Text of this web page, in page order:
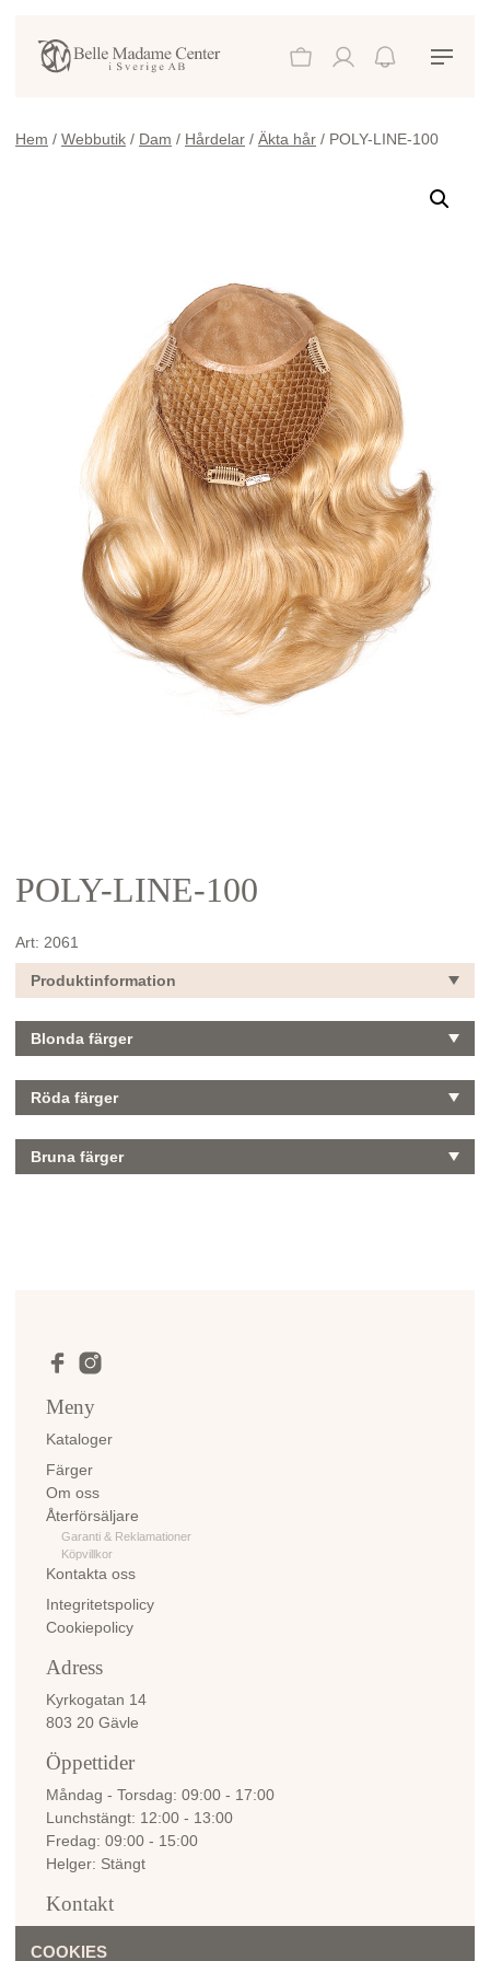
Hem / Webbutik / Dam / Hårdelar / Äkta hår / POLY-LINE-100
POLY-LINE-100
Art: 2061
Produktinformation
Blonda färger
Röda färger
Bruna färger
Meny
Kataloger
Färger
Om oss
Återförsäljare
Garanti & Reklamationer
Köpvillkor
Kontakta oss
Integritetspolicy
Cookiepolicy
Adress
Kyrkogatan 14
803 20 Gävle
Öppettider
Måndag - Torsdag 09:00 - 17:00
Lunchstängt 12:00 - 13:00
Fredag 09:00 - 15:00
Helger Stängt
Kontakt
COOKIES